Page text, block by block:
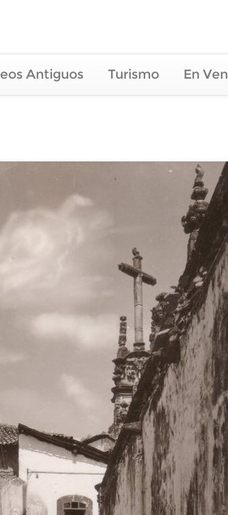
Antiguos Turismo En